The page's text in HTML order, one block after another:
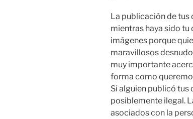
La publicación de tus
mientras haya sido tu
imágenes porque
maravillosos
muy importante
forma como
Si alguien publicó tus
posiblemente ilegal.
asociados con la